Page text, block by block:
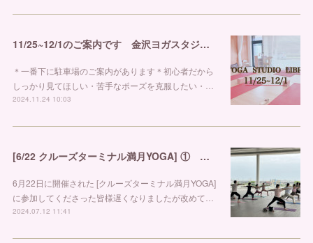
11/25~12/1のご案内です 金沢ヨガスタジオ リブラ
＊一番下に駐車場のご案内があります＊初心者だから
しっかり見てほしい・苦手なポーズを克服したい・…
2024.11.24 10:03
[6/22 クルーズターミナル満月YOGA] ① 金沢市ヨガスタジオ リブラ
6月22日に開催された [クルーズターミナル満月YOGA]
に参加してくださった皆様遅くなりましたが改めて…
2024.07.12 11:41